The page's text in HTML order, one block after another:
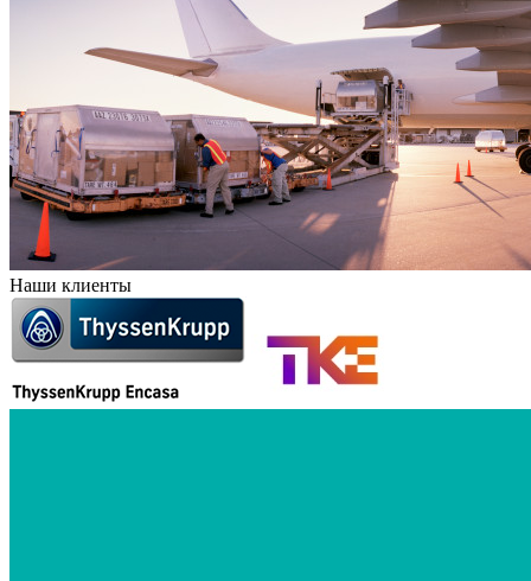
Наши клиенты